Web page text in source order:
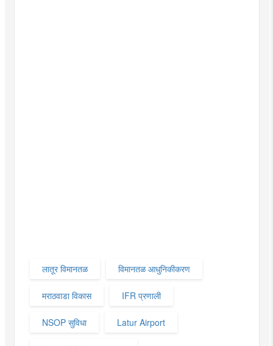
लातूर विमानतळ विमानतळ आधुनिकीकरण
मराठवाडा विकास IFR प्रणाली
NSOP सुविधा Latur Airport